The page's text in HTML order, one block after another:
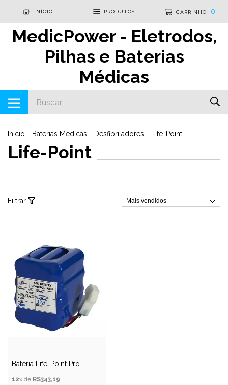
INÍCIO PRODUTOS CARRINHO 0
MedicPower - Eletrodos,
Pilhas e Baterias
Médicas
Início - Baterias Médicas - Desfibriladores - Life-Point
Life-Point
Filtrar
Bateria Life-Point Pro
12x de R$343,19